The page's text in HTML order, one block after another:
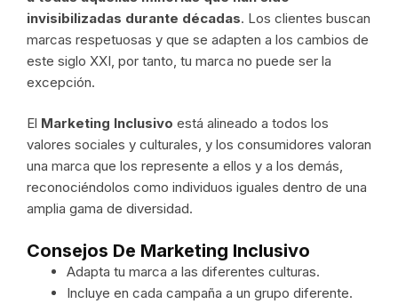
invisibilizadas durante décadas. Los clientes buscan
marcas respetuosas y que se adapten a los cambios de
este siglo XXI, por tanto, tu marca no puede ser la
excepción.
El Marketing Inclusivo está alineado a todos los
valores sociales y culturales, y los consumidores valoran
una marca que los represente a ellos y a los demás,
reconociéndolos como individuos iguales dentro de una
amplia gama de diversidad.
Consejos De Marketing Inclusivo
Adapta tu marca a las diferentes culturas.
Incluye en cada campaña a un grupo diferente.